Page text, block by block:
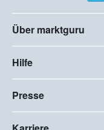
Über marktguru
Hilfe
Presse